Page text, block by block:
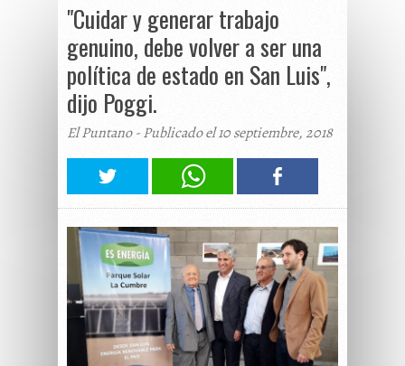
"Cuidar y generar trabajo
genuino, debe volver a ser una
política de estado en San Luis",
dijo Poggi.
El Puntano - Publicado el 10 septiembre, 2018